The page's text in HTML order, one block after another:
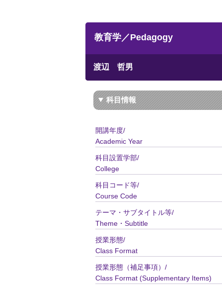
教育学／Pedagogy
渡辺 哲男
科目情報
開講年度/
Academic Year
科目設置学部/
College
科目コード等/
Course Code
テーマ・サブタイトル等/
Theme・Subtitle
授業形態/
Class Format
授業形態（補足事項）/
Class Format (Supplementary Items)